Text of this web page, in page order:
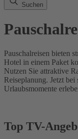
Suchen
Pauschalreisen bieten
Hotel in einem Paket
Nutzen Sie attraktive
Reiseplanung. Jetzt
Urlaubsmomente
Top TV-